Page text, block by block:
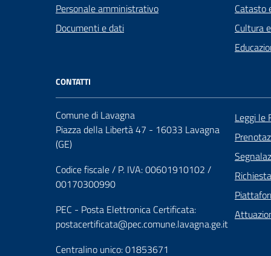
Personale amministrativo
Documenti e dati
Catasto
Cultura
CONTATTI
Comune di Lavagna
Piazza della Libertà 47 - 16033 Lavagna
(GE)
Codice fiscale / P. IVA: 00601910102 /
00170300990
PEC - Posta Elettronica Certificata:
postacertificata@pec.comune.lavagna.ge.it
Centralino unico: 01853671
Leggi le